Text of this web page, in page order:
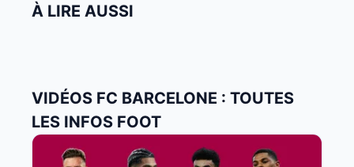
À LIRE AUSSI
VIDÉOS FC BARCELONE : TOUTES
LES INFOS FOOT